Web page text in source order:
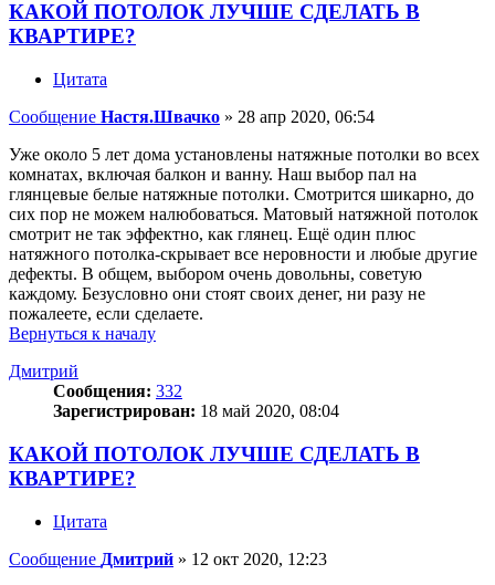
КАКОЙ ПОТОЛОК ЛУЧШЕ СДЕЛАТЬ В
КВАРТИРЕ?
Цитата
Сообщение Настя.Швачко » 28 апр 2020, 06:54
Уже около 5 лет дома установлены натяжные потолки во всех
комнатах, включая балкон и ванну. Наш выбор пал на
глянцевые белые натяжные потолки. Смотрится шикарно, до
сих пор не можем налюбоваться. Матовый натяжной потолок
смотрит не так эффектно, как глянец. Ещё один плюс
натяжного потолка-скрывает все неровности и любые другие
дефекты. В общем, выбором очень довольны, советую
каждому. Безусловно они стоят своих денег, ни разу не
пожалеете, если сделаете.
Вернуться к началу
Дмитрий
Сообщения: 332
Зарегистрирован: 18 май 2020, 08:04
КАКОЙ ПОТОЛОК ЛУЧШЕ СДЕЛАТЬ В
КВАРТИРЕ?
Цитата
Сообщение Дмитрий » 12 окт 2020, 12:23